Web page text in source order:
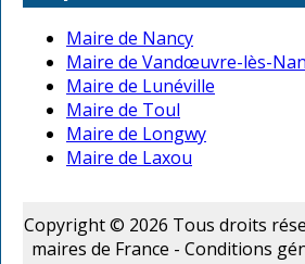
Maire de Nancy
Maire de Vandœuvre-lès-
Maire de Lunéville
Maire de Toul
Maire de Longwy
Maire de Laxou
Copyright © 2026 Tous droits
maires de France - Conditions